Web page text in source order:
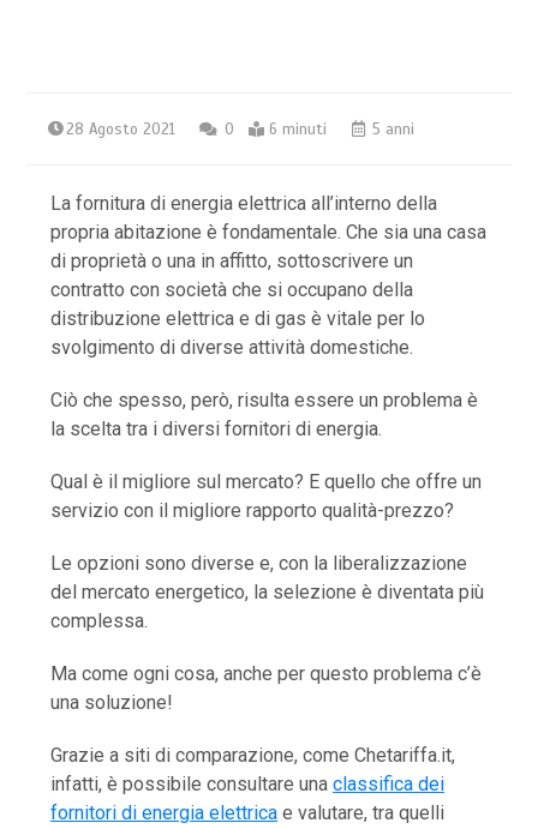
28 Agosto 2021 0 6 minuti 5 anni
La fornitura di energia elettrica all’interno della
propria abitazione è fondamentale. Che sia una casa
di proprietà o una in affitto, sottoscrivere un
contratto con società che si occupano della
distribuzione elettrica e di gas è vitale per lo
svolgimento di diverse attività domestiche.
Ciò che spesso, però, risulta essere un problema è
la scelta tra i diversi fornitori di energia.
Qual è il migliore sul mercato? E quello che offre un
servizio con il migliore rapporto qualità-prezzo?
Le opzioni sono diverse e, con la liberalizzazione
del mercato energetico, la selezione è diventata più
complessa.
Ma come ogni cosa, anche per questo problema c’è
una soluzione!
Grazie a siti di comparazione, come Chetariffa.it,
infatti, è possibile consultare unaclassifica dei
fornitori di energia elettrica e valutare, tra quelli